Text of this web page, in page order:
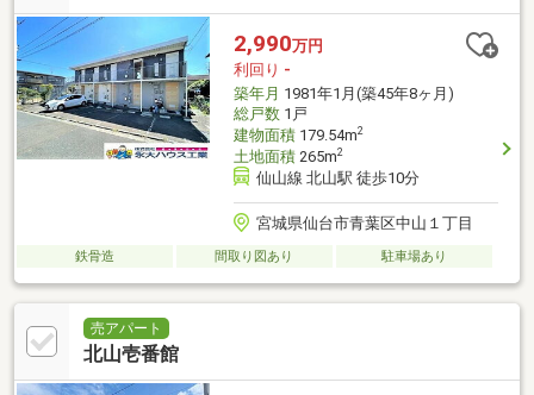
2,990万円
利回り -
築年月 1981年1月(築45年8ヶ月)
総戸数1戸
建物面積179.54m2
土地面積265m2
仙山線 北山駅 徒歩10分
宮城県仙台市青葉区中山１丁目
鉄骨造 間取り図あり 駐車場あり
売アパート
北山壱番館